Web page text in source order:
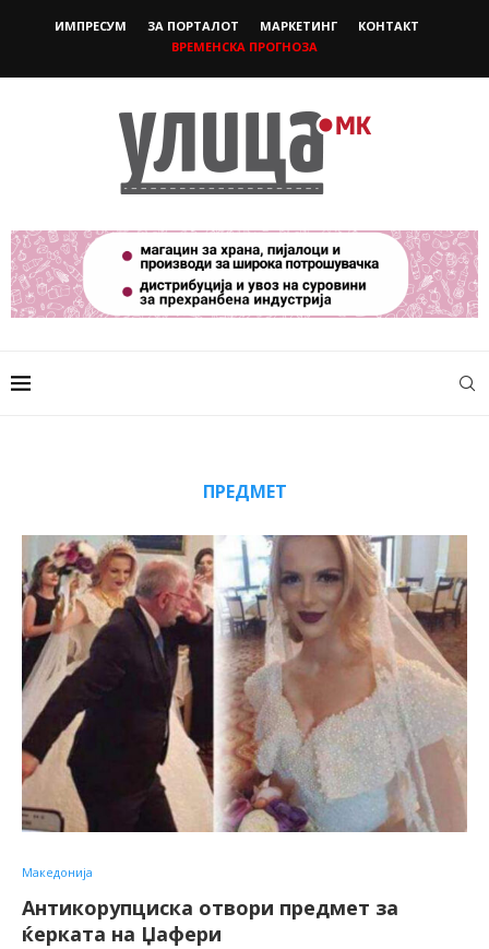
ИМПРЕСУМ ЗА ПОРТАЛОТ МАРКЕТИНГ
КОНТАКТ
ВРЕМЕНСКА ПРОГНОЗА
ПРЕДМЕТ
Македонија
Антикорупциска отвори предмет за
ќерката на Џафери